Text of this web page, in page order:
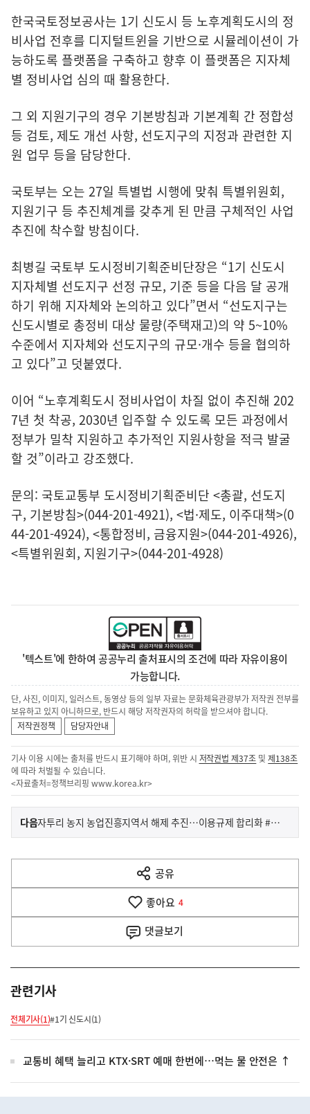
한국국토정보공사는 1기 신도시 등 노후계획도시의 정
비사업 전후를 디지털트윈을 기반으로 시뮬레이션이 가
능하도록 플랫폼을 구축하고 향후 이 플랫폼은 지자체
별 정비사업 심의 때 활용한다.
그 외 지원기구의 경우 기본방침과 기본계획 간 정합성
등 검토, 제도 개선 사항, 선도지구의 지정과 관련한 지
원 업무 등을 담당한다.
국토부는 오는 27일 특별법 시행에 맞춰 특별위원회,
지원기구 등 추진체계를 갖추게 된 만큼 구체적인 사업
추진에 착수할 방침이다.
최병길 국토부 도시정비기획준비단장은 “1기 신도시
지자체별 선도지구 선정 규모, 기준 등을 다음 달 공개
하기 위해 지자체와 논의하고 있다”면서 “선도지구는
신도시별로 총정비 대상 물량(주택재고)의 약 5~10%
수준에서 지자체와 선도지구의 규모·개수 등을 협의하
고 있다”고 덧붙였다.
이어 “노후계획도시 정비사업이 차질 없이 추진해 202
7년 첫 착공, 2030년 입주할 수 있도록 모든 과정에서
정부가 밀착 지원하고 추가적인 지원사항을 적극 발굴
할 것”이라고 강조했다.
문의: 국토교통부 도시정비기획준비단 <총괄, 선도지
구, 기본방침>(044-201-4921), <법·제도, 이주대책>(0
44-201-4924), <통합정비, 금융지원>(044-201-4926),
<특별위원회, 지원기구>(044-201-4928)
'텍스트'에 한하여 공공누리 출처표시의 조건에 따라 자유이용이
가능합니다.
단, 사진, 이미지, 일러스트, 동영상 등의 일부 자료는 문화체육관광부가 저작권 전부를
보유하고 있지 아니하므로, 반드시 해당 저작권자의 허락을 받으셔야 합니다.
저작권정책
담당자안내
기사 이용 시에는 출처를 반드시 표기해야 하며, 위반 시 저작권법 제37조 및제138조
에 따라 처벌될 수 있습니다.
<자료출처=정책브리핑 www.korea.kr>
이
전
다
음
다음기
사
자투리 농지 농업진흥지역서 해제 추진…이용규제 합리화 #민생토론 후속조치
공유
열
기
좋아요 4
댓글보기
관련기사
전체기사(1)#1기 신도시(1)
교통비 혜택 늘리고 KTX·SRT 예매 한번에…먹는 물 안전은 ↑